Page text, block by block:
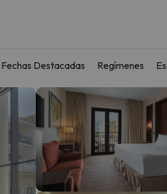
Fechas Destacadas Regímenes